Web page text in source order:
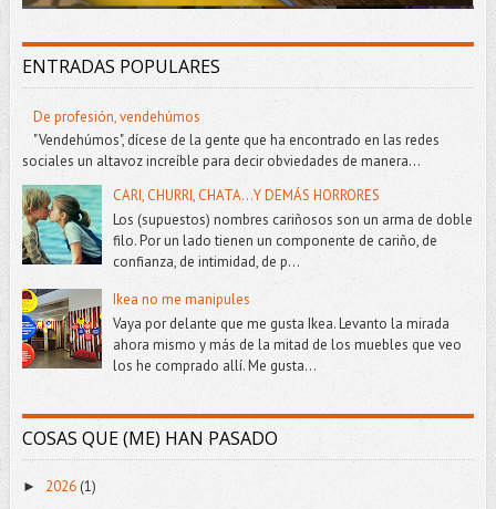
ENTRADAS POPULARES
De profesión, vendehúmos
"Vendehúmos", dícese de la gente que ha encontrado en las redes
sociales un altavoz increíble para decir obviedades de manera...
CARI, CHURRI, CHATA...Y DEMÁS HORRORES
Los (supuestos) nombres cariñosos son un arma de doble
filo. Por un lado tienen un componente de cariño, de
confianza, de intimidad, de p...
Ikea no me manipules
Vaya por delante que me gusta Ikea. Levanto la mirada
ahora mismo y más de la mitad de los muebles que veo
los he comprado allí. Me gusta...
COSAS QUE (ME) HAN PASADO
► 2026 (1)